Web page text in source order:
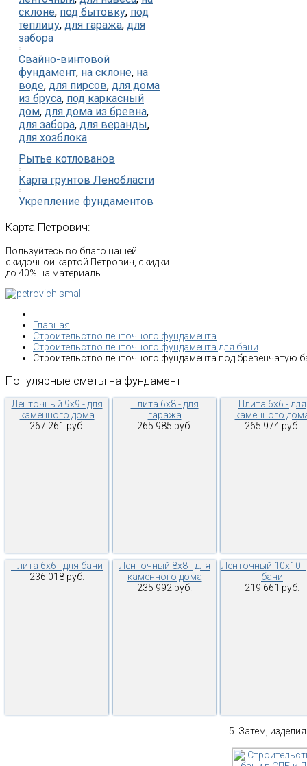
склоне, под бытовку, под
теплицу, для гаража, для
забора
Свайно-винтовой
фундамент, на склоне, на
воде, для пирсов, для дома
из бруса, под каркасный
дом, для дома из бревна,
для забора, для веранды,
для хозблока
Рытье котлованов
Карта грунтов Ленобласти
Укрепление фундаментов
Карта Петрович:
Пользуйтесь во благо нашей
скидочной картой Петрович, скидки
до 40% на материалы.
Главная
Строительство ленточного фундамента
Строительство ленточного фундамента для бани
Строительство ленточного фундамента под бревенчатую
Популярные сметы на фундамент
Ленточный 9х9 - для
каменного дома
267 261 руб.
Плита 6х8 - для
гаража
265 985 руб.
Плита 6х6 - для
каменного
265 974 руб.
Плита 6х6 - для бани
236 018 руб.
Ленточный 8х8 - для
каменного дома
235 992 руб.
Ленточный 10х10 -
бани
219 661 руб.
Затем,